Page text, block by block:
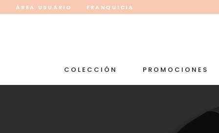
ÁREA USUARIO FRANQUICIA
COLECCIÓN PROMOCIONES